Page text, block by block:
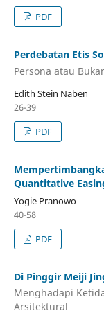
PDF
Perdebatan Etis
Persona atau
Edith Stein Naben
26-39
PDF
Quantitative
Yogie Pranowo
40-58
PDF
Di Pinggir Meiji
Menghadapi
Arsitektural